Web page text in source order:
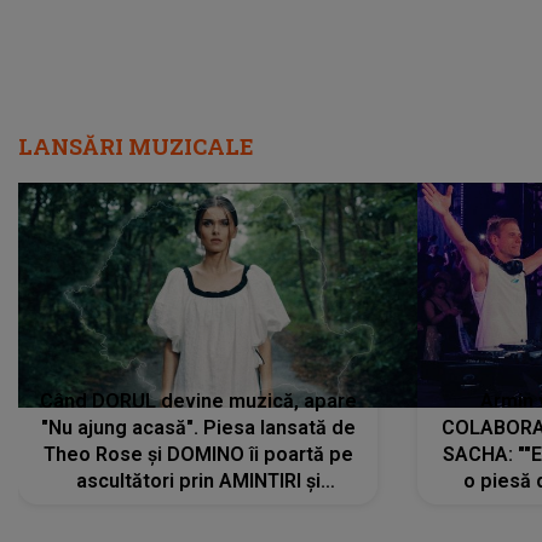
LANSĂRI MUZICALE
Când DORUL devine muzică, apare
"Nu ajung acasă". Piesa lansată de
Theo Rose și DOMINO îi poartă pe
ascultători prin AMINTIRI și
SACHA:
o piesă